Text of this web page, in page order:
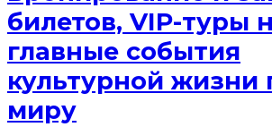
билетов, VIP-туры
главные события
культурной жизни
миру